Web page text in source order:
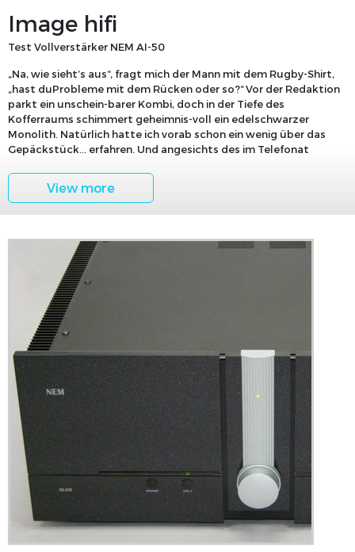
Image hifi
Test Vollverstärker NEM AI-50
„Na, wie sieht’s aus“, fragt mich der Mann mit dem Rugby-Shirt,
„hast duProbleme mit dem Rücken oder so?“ Vor der Redaktion
parkt ein unschein-barer Kombi, doch in der Tiefe des
Kofferraums schimmert geheimnis-voll ein edelschwarzer
Monolith. Natürlich hatte ich vorab schon ein wenig über das
Gepäckstück... erfahren. Und angesichts des im Telefonat
View more